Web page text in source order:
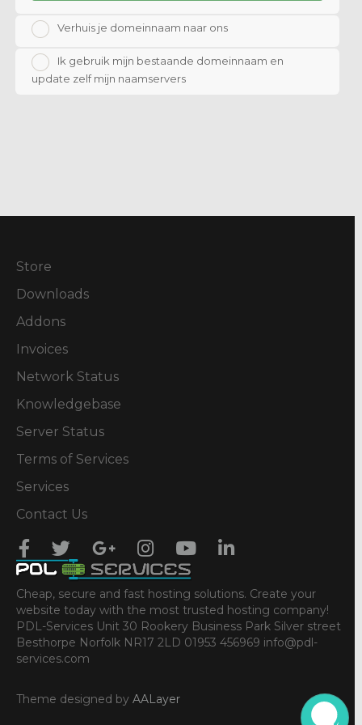
Verhuis je domeinnaam naar ons
Ik gebruik mijn bestaande domeinnaam en
update zelf mijn naamservers
Store
Downloads
Addons
Invoices
Network Status
Knowledgebase
Server Status
Terms of Services
Services
Contact Us
Cheap, secure and fast hosting solutions. Create your
website today with the most trusted hosting company!
PDL-Services Unit 30 Rookery Business Park Silver street
Besthorpe Norfolk NR17 2LD 01953 456969 info@pdl-
services.com
Theme designed by AALayer